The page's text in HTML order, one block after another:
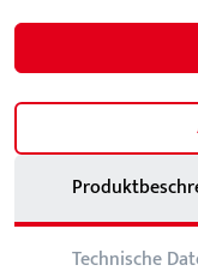
Technische